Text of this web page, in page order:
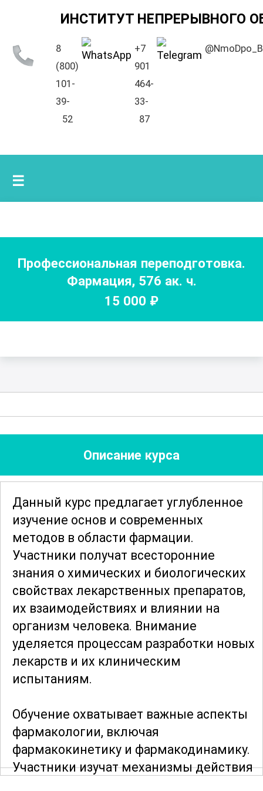
ИНСТИТУТ НЕПРЕРЫВНОГО
8
(800)
101-
39-
52
+7
901
464-
33-
87
☰
Профессиональная переподготовка.
Фармация, 576 ак. ч.
15 000 ₽
Описание курса
Данный курс предлагает углубленное
изучение основ и современных
методов в области фармации.
Участники получат всесторонние
знания о химических и биологических
свойствах лекарственных препаратов,
их взаимодействиях и влиянии на
организм человека. Внимание
уделяется процессам разработки новых
лекарств и их клиническим
испытаниям.
Обучение охватывает важные аспекты
фармакологии, включая
фармакокинетику и фармакодинамику.
Участники изучат механизмы действия